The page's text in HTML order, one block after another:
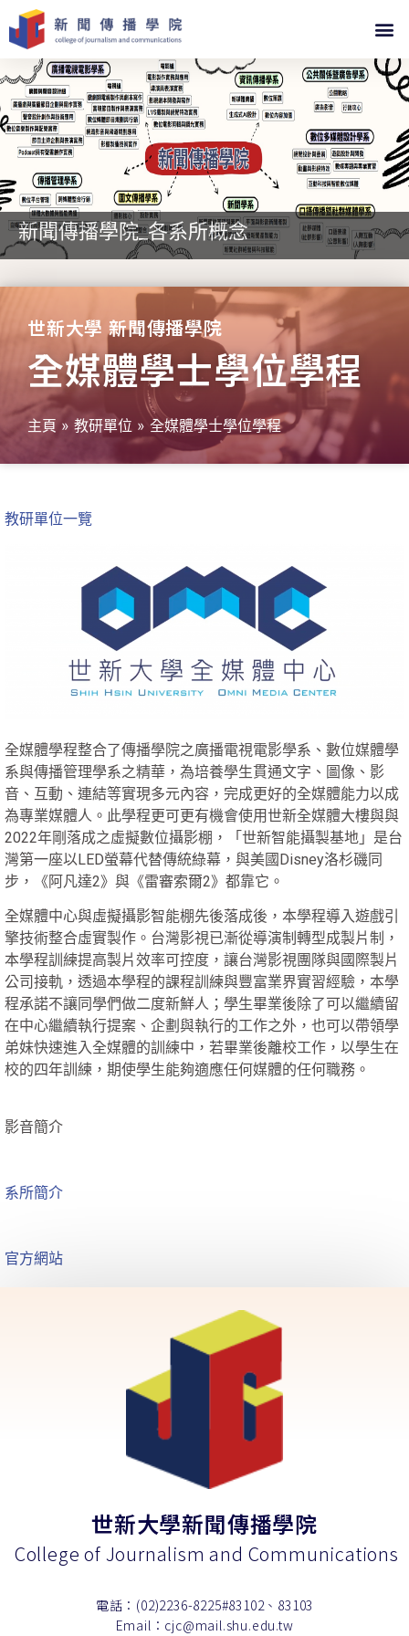
新聞傳播學院_各系所概念
世新大學 新聞傳播學院
全媒體學士學位學程
主頁 » 教研單位 » 全媒體學士學位學程
教研單位一覽
全媒體學程整合了傳播學院之廣播電視電影學系、數位媒體學
系與傳播管理學系之精華，為培養學生貫通文字、圖像、影
音、互動、連結等實現多元內容，完成更好的全媒體能力以成
為專業媒體人。此學程更可更有機會使用世新全媒體大樓與與
2022年剛落成之虛擬數位攝影棚，「世新智能攝製基地」是台
灣第一座以LED螢幕代替傳統綠幕，與美國Disney洛杉磯同
步，《阿凡達2》與《雷審索爾2》都靠它。
全媒體中心與虛擬攝影智能棚先後落成後，本學程導入遊戲引
擎技術整合虛實製作。台灣影視已漸從導演制轉型成製片制，
本學程訓練提高製片效率可控度，讓台灣影視團隊與國際製片
公司接軌，透過本學程的課程訓練與豐富業界實習經驗，本學
程承諾不讓同學們做二度新鮮人；學生畢業後除了可以繼續留
在中心繼續執行提案、企劃與執行的工作之外，也可以帶領學
弟妹快速進入全媒體的訓練中，若畢業後離校工作，以學生在
校的四年訓練，期使學生能夠適應任何媒體的任何職務。
影音簡介
系所簡介
官方網站
世新大學新聞傳播學院
College of Journalism and Communications
電話：(02)2236-8225#83102、83103
Email：cjc@mail.shu.edu.tw